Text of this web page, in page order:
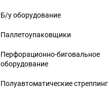
Б/у оборудование
Паллетоупаковщики
Перфорационно-биговальное
оборудование
Полуавтоматические стреппинг